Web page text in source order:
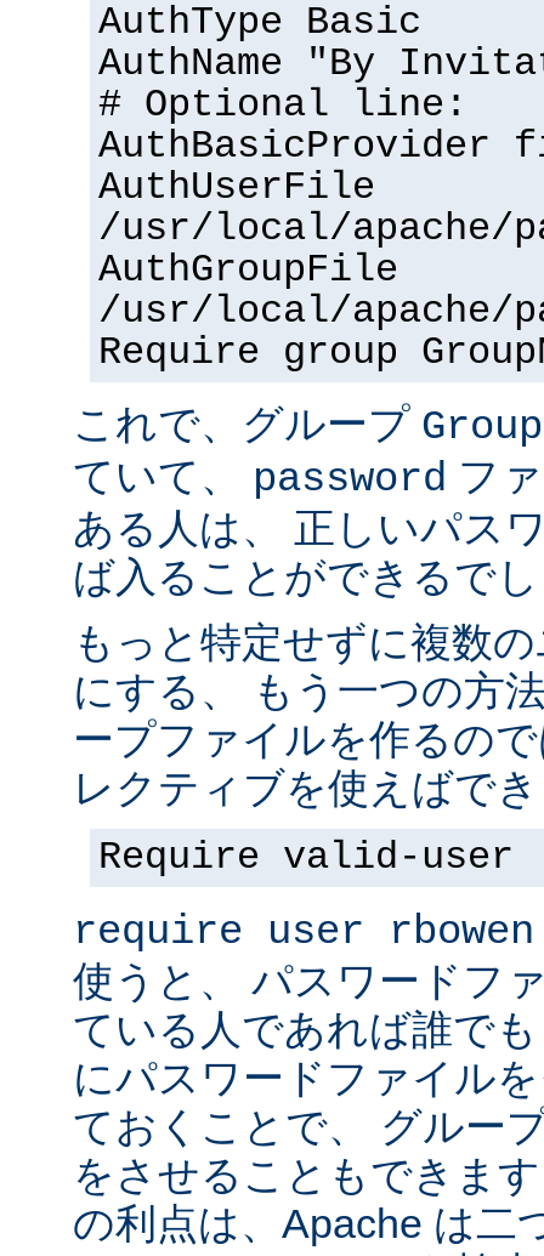
AuthType Basic
AuthName "By
# Optional line:
AuthBasicProvider
AuthUserFile
/usr/local/apache/
AuthGroupFile
/usr/local/apache/
Require group
これで、グループ
ていて、 password フ
ある人は、 正しいパス
ば入ることができるで
もっと特定せずに複数
にする、 もう一つの方
ープファイルを作るの
レクティブを使えばで
Require valid-user
require user rbowen
使うと、 パスワードフ
ている人であれば誰で
にパスワードファイル
ておくことで、 グルー
をさせることもできま
の利点は、Apache は二